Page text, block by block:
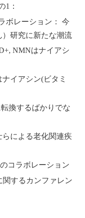
1：
ボレーション： 今
研究に新たな潮流
NMNはナイアシ
イアシン(ビタミ
換するばかりでな
による老化関連疾
コラボレーション
するカンファレン